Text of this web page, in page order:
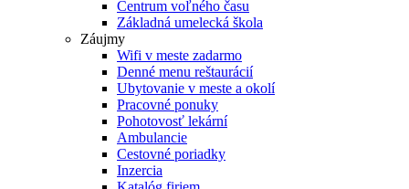
Centrum voľného času
Základná umelecká škola
Záujmy
Wifi v meste zadarmo
Denné menu reštaurácií
Ubytovanie v meste a okolí
Pracovné ponuky
Pohotovosť lekární
Ambulancie
Cestovné poriadky
Inzercia